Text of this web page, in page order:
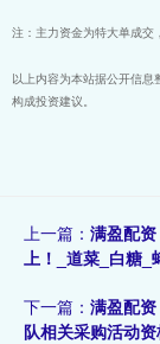
注：主力资金为特大单成交
以上内容为本站据公开信
构成投资建议。
上一篇： 满盈配
上！_道菜_白糖_
下一篇： 满盈配
队相关采购活动